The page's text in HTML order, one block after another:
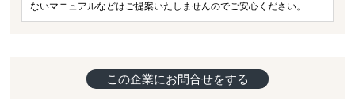
ないマニュアルなどはご提案いたしませんのでご安心ください。
この企業にお問合せをする